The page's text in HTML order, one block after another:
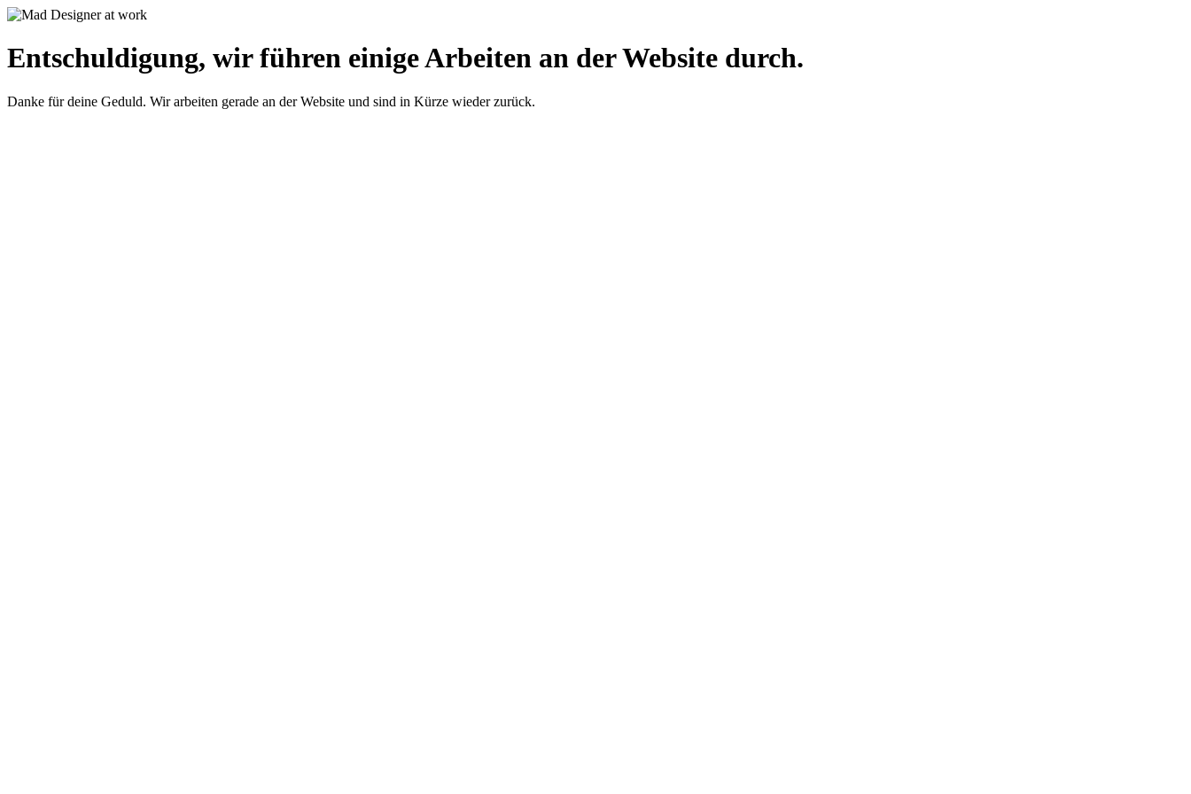
Entschuldigung, wir führen einige Arbeiten an der Website durch.
Danke für deine Geduld. Wir arbeiten gerade an der Website und sind in Kürze wieder zurück.